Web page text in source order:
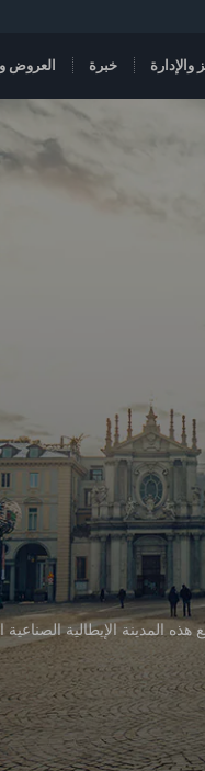
والإدارة خبرة العروض
هذه المدينة الإيطالية